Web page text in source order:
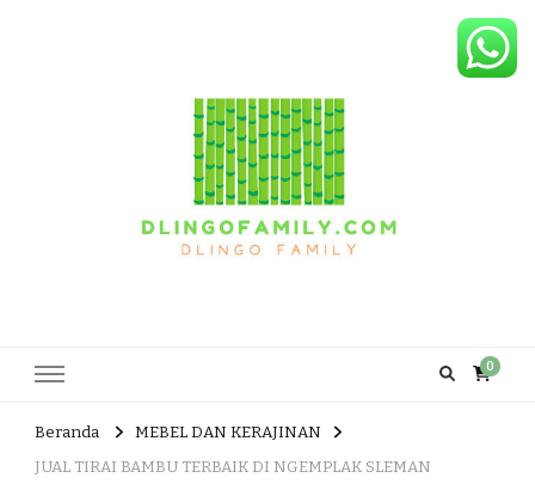
0
Beranda
MEBEL DAN KERAJINAN
JUAL TIRAI BAMBU TERBAIK DI NGEMPLAK SLEMAN